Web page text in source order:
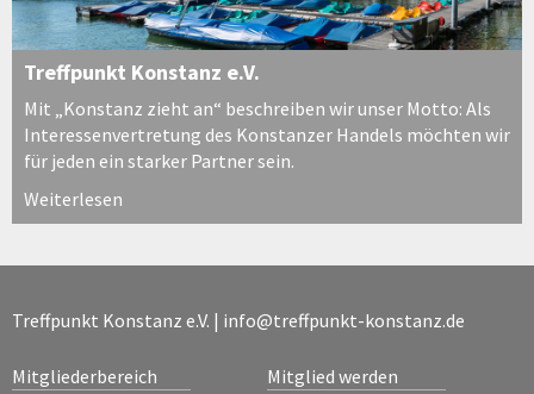
Treffpunkt Konstanz e.V.
Mit „Konstanz zieht an“ beschreiben wir unser Motto: Als
Interessenvertretung des Konstanzer Handels möchten wir
für jeden ein starker Partner sein.
Weiterlesen
Treffpunkt Konstanz e.V. | info@treffpunkt-konstanz.de
Mitgliederbereich Mitglied werden